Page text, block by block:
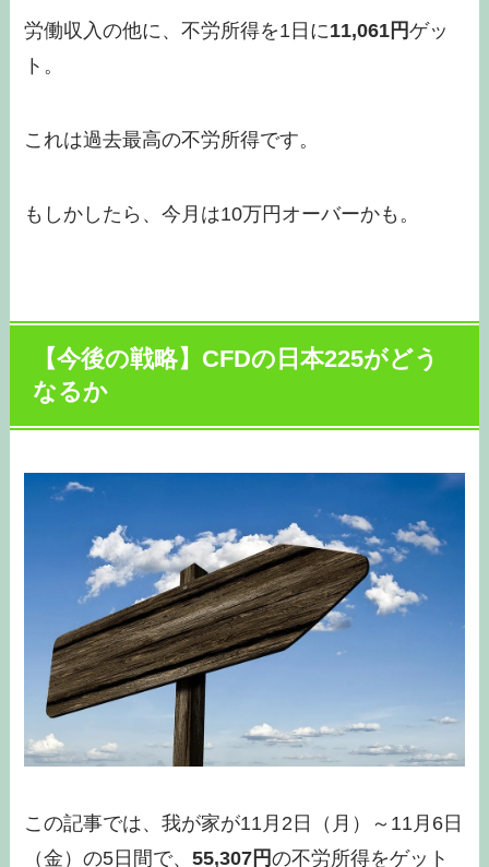
労働収入の他に、不労所得を1日に11,061 円ゲッ
ト。
これは過去最高の不労所得です。
もしかしたら、今月は10万円オーバーかも。
【今後の戦略】CFDの日本225がどう
なるか
この記事では、我が家が11月2日（月）～11月6日
（金）の5日間で、55,307円の不労所得をゲット